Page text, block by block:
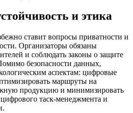
и этика
ставит вопросы приватности и
Организаторы обязаны
и соблюдать законы о защите
безопасности данных,
аспектам: цифровые
маршруты на
продукцию и минимизировать
таск-менеджмента и